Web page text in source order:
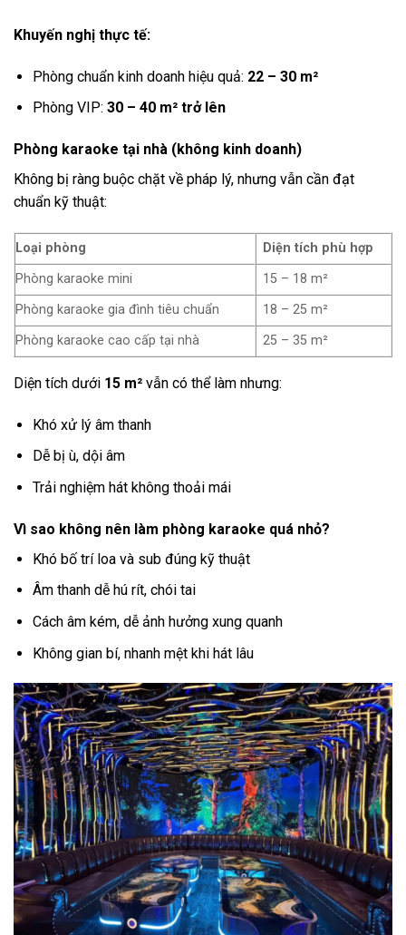
Khuyến nghị thực tế:
Phòng chuẩn kinh doanh hiệu quả: 22 – 30 m²
Phòng VIP: 30 – 40 m² trở lên
Phòng karaoke tại nhà (không kinh doanh)
Không bị ràng buộc chặt về pháp lý, nhưng vẫn cần đạt
chuẩn kỹ thuật:
Loại phòng
Diện tích phù hợp
Phòng karaoke mini
15 – 18 m²
Phòng karaoke gia đình tiêu chuẩn
18 – 25 m²
Phòng karaoke cao cấp tại nhà
25 – 35 m²
Diện tích dưới 15 m² vẫn có thể làm nhưng:
Khó xử lý âm thanh
Dễ bị ù, dội âm
Trải nghiệm hát không thoải mái
Vì sao không nên làm phòng karaoke quá nhỏ?
Khó bố trí loa và sub đúng kỹ thuật
Âm thanh dễ hú rít, chói tai
Cách âm kém, dễ ảnh hưởng xung quanh
Không gian bí, nhanh mệt khi hát lâu